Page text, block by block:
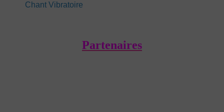
Chant Vibratoire
Partenaires